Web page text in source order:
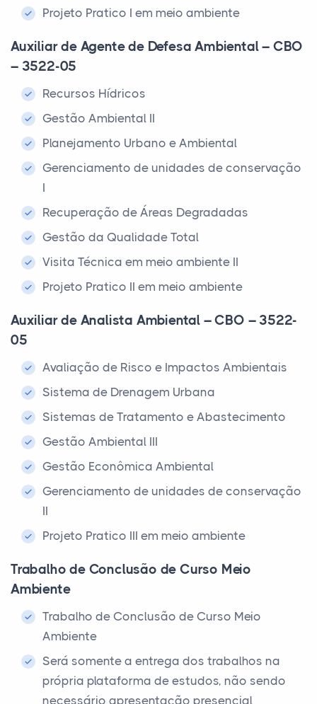
Projeto Pratico I em meio ambiente
Auxiliar de Agente de Defesa Ambiental – CBO
– 3522-05
Recursos Hídricos
Gestão Ambiental II
Planejamento Urbano e Ambiental
Gerenciamento de unidades de conservação
I
Recuperação de Áreas Degradadas
Gestão da Qualidade Total
Visita Técnica em meio ambiente II
Projeto Pratico II em meio ambiente
Auxiliar de Analista Ambiental – CBO – 3522-
05
Avaliação de Risco e Impactos Ambientais
Sistema de Drenagem Urbana
Sistemas de Tratamento e Abastecimento
Gestão Ambiental III
Gestão Econômica Ambiental
Gerenciamento de unidades de conservação
II
Projeto Pratico III em meio ambiente
Trabalho de Conclusão de Curso Meio
Ambiente
Trabalho de Conclusão de Curso Meio
Ambiente
Será somente a entrega dos trabalhos na
própria plataforma de estudos, não sendo
necessário apresentação presencial